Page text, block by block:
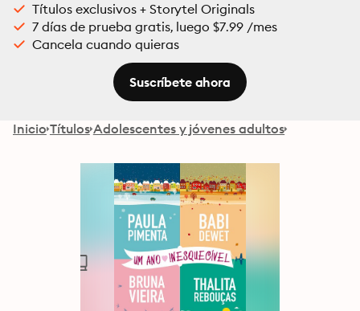
Títulos exclusivos + Storytel Originals
7 días de prueba gratis, luego $7.99 /mes
Cancela cuando quieras
Suscríbete ahora
Inicio Títulos Adolescentes y jóvenes adultos